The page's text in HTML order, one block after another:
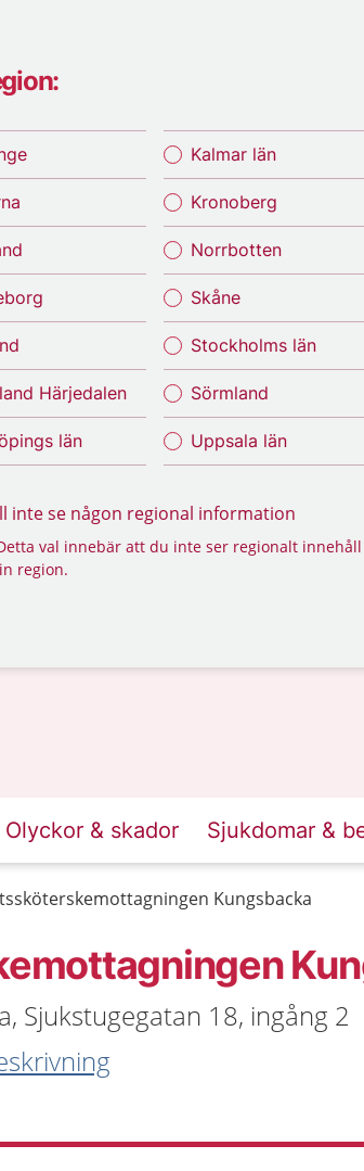
Härjedalen
län
Kalmar län
Kronoberg
Norrbotten
Skåne
Stockholms län
Sörmland
Uppsala län
inte se någon regional information
val innebär att du inte ser regionalt
region.
Olyckor & skador Sjukdomar &
Kungsbacka
Sjukstugegatan 18, ingång 2